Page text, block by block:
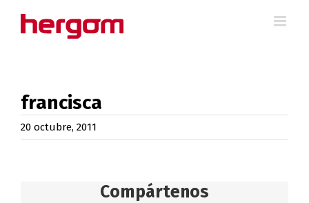
francisca
20 octubre, 2011
Compártenos